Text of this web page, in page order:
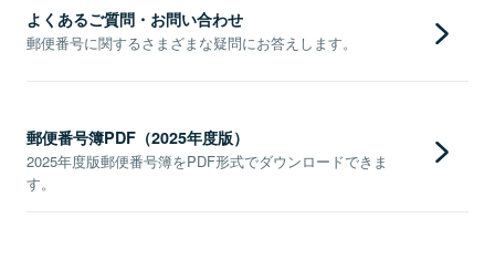
よくあるご質問・お問い合わせ
郵便番号に関するさまざまな疑問にお答えします。
郵便番号簿PDF（2025年度版）
2025年度版郵便番号簿をPDF形式でダウンロードできま
す。